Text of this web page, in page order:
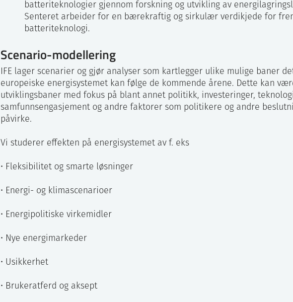
batteriteknologier gjennom forskning og utvikling av
Senteret arbeider for en bærekraftig og sirkulær verdikjede for
batteriteknologi.
Scenario-modellering
IFE lager scenarier og gjør analyser som kartlegger ulike mulige baner
europeiske energisystemet kan følge de kommende årene. Dette kan
utviklingsbaner med fokus på blant annet politikk, investeringer,
samfunnsengasjement og andre faktorer som politikere og andre
påvirke.
Vi studerer effekten på energisystemet av f. eks
• Fleksibilitet og smarte løsninger
• Energi- og klimascenarioer
• Energipolitiske virkemidler
• Nye energimarkeder
• Usikkerhet
• Brukeratferd og aksept